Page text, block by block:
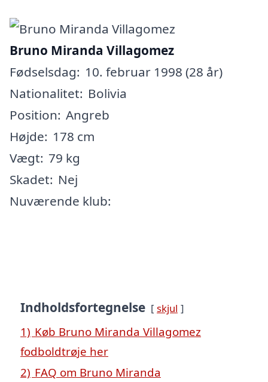
Bruno Miranda Villagomez
Fødselsdag: 10. februar 1998 (28 år)
Nationalitet: Bolivia
Position: Angreb
Højde: 178 cm
Vægt: 79 kg
Skadet: Nej
Nuværende klub:
Indholdsfortegnelse skjul
1) Køb Bruno Miranda Villagomez
fodboldtrøje her
2) FAQ om Bruno Miranda